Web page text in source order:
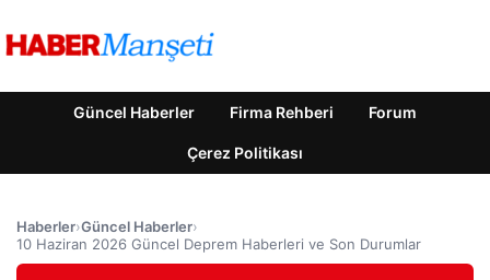
Güncel Haberler Firma Rehberi Forum
Çerez Politikası
Haberler›Güncel Haberler›
10 Haziran 2026 Güncel Deprem Haberleri ve Son Durumlar